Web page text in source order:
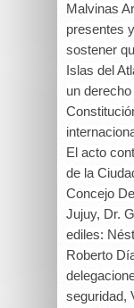
Malvinas
presentes
sostener
Islas del
un
El acto
de la
Concejo
Jujuy, Dr.
ediles:
Roberto
seguridad,